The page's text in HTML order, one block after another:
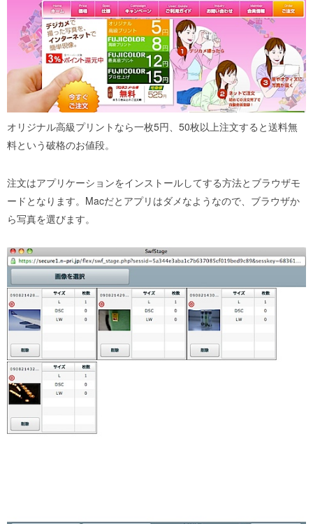
オリジナル高級プリントなら一枚5円、50枚以上注文すると送料無
料という破格のお値段。
注文はアプリケーションをインストールしてする方法とブラウザモ
ードとなります。Macだとアプリはダメなようなので、ブラウザか
ら写真を選びます。